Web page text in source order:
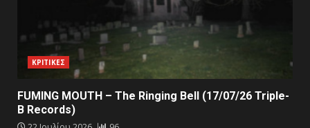
ΚΡΙΤΙΚΕΣ
FUMING MOUTH – The Ringing Bell (17/07/26 Triple-
B Records)